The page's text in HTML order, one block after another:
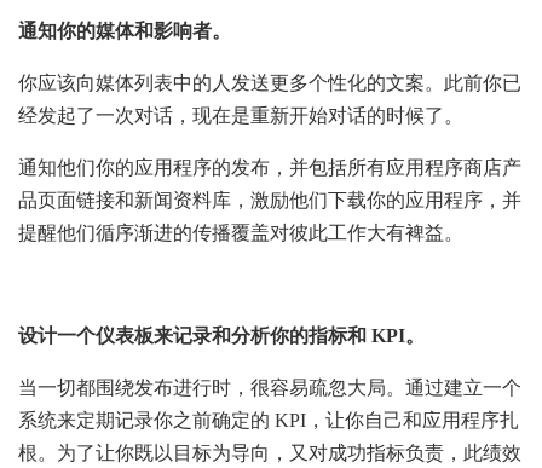
通知你的媒体和影响者。
你应该向媒体列表中的人发送更多个性化的文案。此前你已
经发起了一次对话，现在是重新开始对话的时候了。
通知他们你的应用程序的发布，并包括所有应用程序商店产
品页面链接和新闻资料库，激励他们下载你的应用程序，并
提醒他们循序渐进的传播覆盖对彼此工作大有裨益。
设计一个仪表板来记录和分析你的指标和 KPI。
当一切都围绕发布进行时，很容易疏忽大局。通过建立一个
系统来定期记录你之前确定的 KPI，让你自己和应用程序扎
根。为了让你既以目标为导向，又对成功指标负责，此绩效